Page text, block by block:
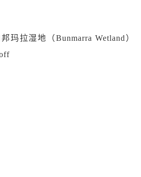
玛拉湿地（Bunmarra Wetland）